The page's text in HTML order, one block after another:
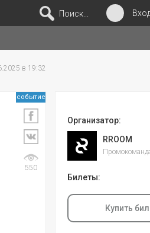
Поиск...
в 19:32
событие
550
Организатор:
RROOM
Билеты:
Купить